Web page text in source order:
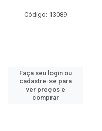
Código: 13089
Faça seu login ou
cadastre-se para
ver preços e
comprar